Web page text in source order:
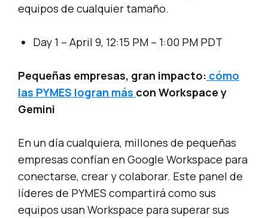
equipos de cualquier tamaño.
Day 1 – April 9, 12:15 PM – 1:00 PM PDT
Pequeñas empresas, gran impacto: cómo
las PYMES logran más con Workspace y
Gemini
En un día cualquiera, millones de pequeñas
empresas confían en Google Workspace para
conectarse, crear y colaborar. Este panel de
líderes de PYMES compartirá como sus
equipos usan Workspace para superar sus